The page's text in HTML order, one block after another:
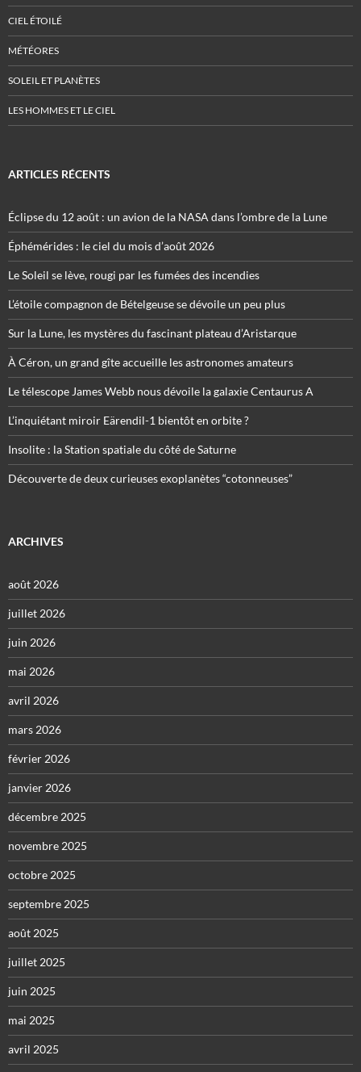
CIEL ÉTOILÉ
MÉTÉORES
SOLEIL ET PLANÈTES
LES HOMMES ET LE CIEL
ARTICLES RÉCENTS
Éclipse du 12 août : un avion de la NASA dans l’ombre de la Lune
Éphémérides : le ciel du mois d’août 2026
Le Soleil se lève, rougi par les fumées des incendies
L’étoile compagnon de Bételgeuse se dévoile un peu plus
Sur la Lune, les mystères du fascinant plateau d’Aristarque
À Céron, un grand gîte accueille les astronomes amateurs
Le télescope James Webb nous dévoile la galaxie Centaurus A
L’inquiétant miroir Eärendil-1 bientôt en orbite ?
Insolite : la Station spatiale du côté de Saturne
Découverte de deux curieuses exoplanètes “cotonneuses”
ARCHIVES
août 2026
juillet 2026
juin 2026
mai 2026
avril 2026
mars 2026
février 2026
janvier 2026
décembre 2025
novembre 2025
octobre 2025
septembre 2025
août 2025
juillet 2025
juin 2025
mai 2025
avril 2025